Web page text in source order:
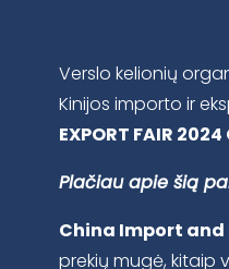
Verslo kelionių
Kinijos importo ir
EXPORT FAIR
Plačiau apie šią
China Import and
prekių mugė, kitaip